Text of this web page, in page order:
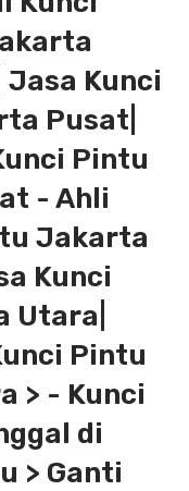
Kunci
Pusat|
Pintu
- Ahli
Jakarta
Kunci
Utara|
Pintu
> - Kunci
di
> Ganti